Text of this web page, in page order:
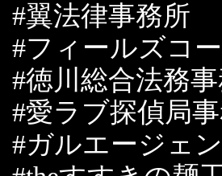
#翼法律事務所
#フィールズコ
#徳川総合法務
#愛ラブ探偵局
#ガルエージェ